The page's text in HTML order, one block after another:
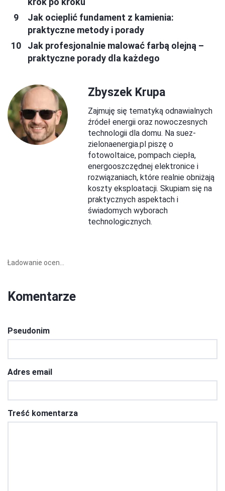
Jak ocieplić fundament z kamienia:
praktyczne metody i porady
Jak profesjonalnie malować farbą olejną –
praktyczne porady dla każdego
Zbyszek Krupa
Zajmuję się tematyką odnawialnych
źródeł energii oraz nowoczesnych
technologii dla domu. Na suez-
zielonaenergia.pl piszę o
fotowoltaice, pompach ciepła,
energooszczędnej elektronice i
rozwiązaniach, które realnie obniżają
koszty eksploatacji. Skupiam się na
praktycznych aspektach i
świadomych wyborach
technologicznych.
Ładowanie ocen...
Komentarze
Pseudonim
Adres email
Treść komentarza